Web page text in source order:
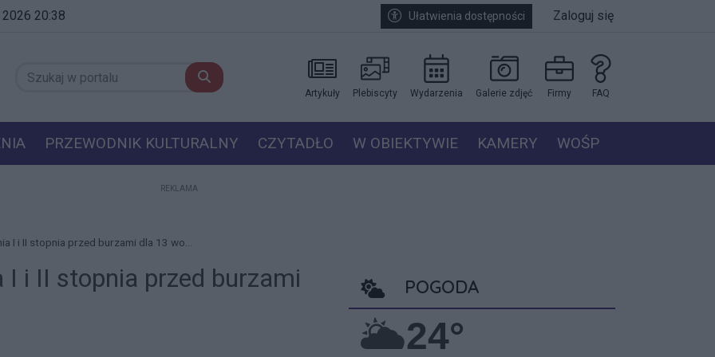
2026 20:38 Ułatwienia dostępności Zaloguj się
Artykuły Plebiscyty Wydarzenia Galerie zdjęć Firmy FAQ
PRZEWODNIK KULTURALNY CZYTADŁO W OBIEKTYWIE KAMERY WOŚP
REKLAMA
I i II stopnia przed burzami dla 13 wo...
I i II stopnia przed burzami
POGODA